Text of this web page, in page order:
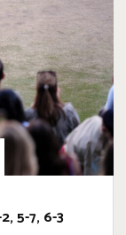
5-7, 6-3